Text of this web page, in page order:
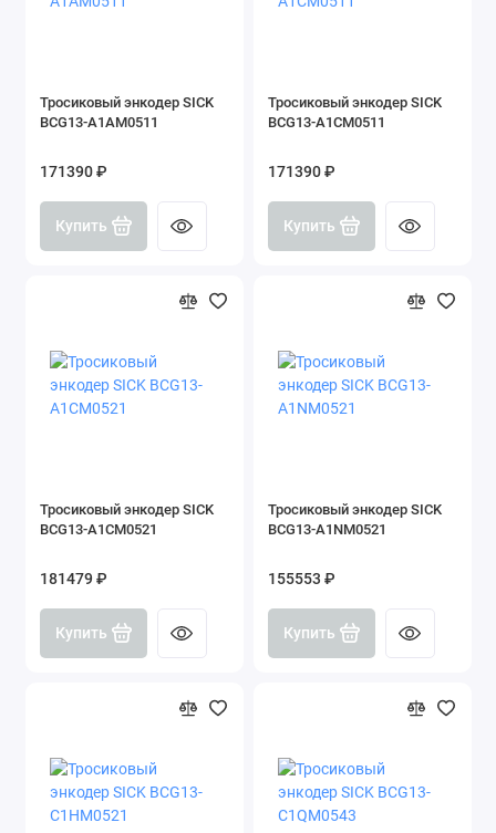
Тросиковый энкодер SICK
BCG13-A1AM0511
171390 ₽
Купить
Тросиковый энкодер SICK
BCG13-A1CM0511
171390 ₽
Купить
Тросиковый энкодер SICK
BCG13-A1CM0521
181479 ₽
Купить
Тросиковый энкодер SICK
BCG13-A1NM0521
155553 ₽
Купить